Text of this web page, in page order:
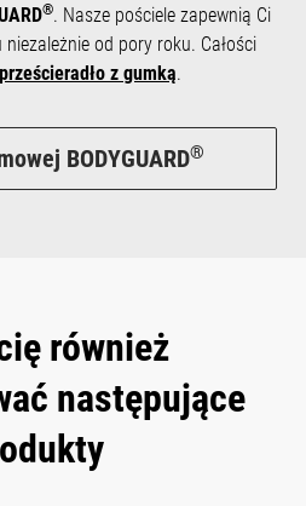
®. Nasze pościele zapewnią Ci
od pory roku. Całości
prześcieradło z gumką.
BODYGUARD®
również
następujące